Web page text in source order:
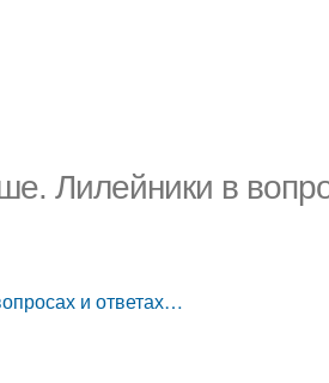
Лилейники в
и ответах…